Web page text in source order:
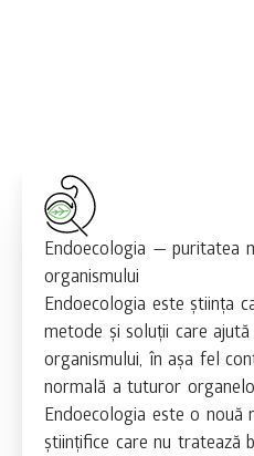
Endoecologia — puritatea
organismului
Endoecologia este știința
metode și soluții care
organismului, în așa fel
normală a tuturor
Endoecologia este o nouă
științifice care nu tratează